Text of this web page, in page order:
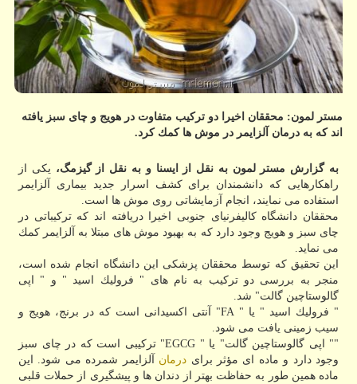
مستر لمون: محققان اخیرا دو تركیب متفاوت در هویج و چای سبز یافته
اند كه به درمان آلزایمر در موش ها كمك كرد.
به گزارش مستر لمون به نقل از ایسنا و به نقل از گیزمگ، یكی از
راهكارهایی كه دانشمندان برای كشف اسرار جدید بیماری آلزایمر
استفاده می نمایند، انجام آزمایشاتی روی موش ها است.
محققان دانشگاه كالیفرنیای جنوبی اخیرا دریافته اند كه تركیباتی در
چای سبز و هویج وجود دارد كه به بهبود موش های مبتلا به آلزایمر كمك
می نماید.
این تحقیق كه توسط محققان پزشكی این دانشگاه انجام شده است،
منجر به بررسی دو تركیب به نام های " فرولیك اسید " و " اپی
گالوستاچین گالت" شد.
" فرولیك اسید " یا " FA" آنتی اكسیدانی است كه در برنج، هویج و
سیب زمینی یافت می شود.
"" اپی گالوستاچین گالت" یا " EGCG" تركیبی است كه در چای سبز
وجود دارد و ماده ای مؤثر برای درمان آلزایمر شمرده می شود. این
ماده همین طور به حفاظت بهتر از دندان ها و پیشگیری از حملات قلبی